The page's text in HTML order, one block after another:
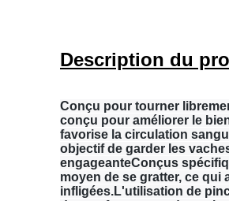
Description du
Conçu pour tourner
conçu pour améliorer le
favorise la circulation
objectif de garder les
engageanteConçus
moyen de se gratter, ce qui
infligées.L'utilisation de